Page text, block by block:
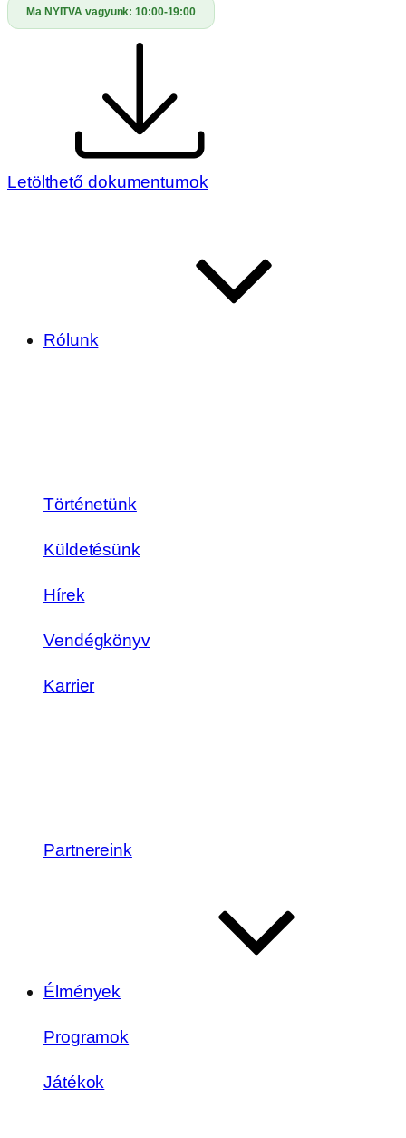
Ma NYITVA vagyunk:10:00-19:00
Letölthető dokumentumok
Rólunk
Történetünk
Küldetésünk
Hírek
Vendégkönyv
Karrier
Partnereink
Élmények
Programok
Játékok